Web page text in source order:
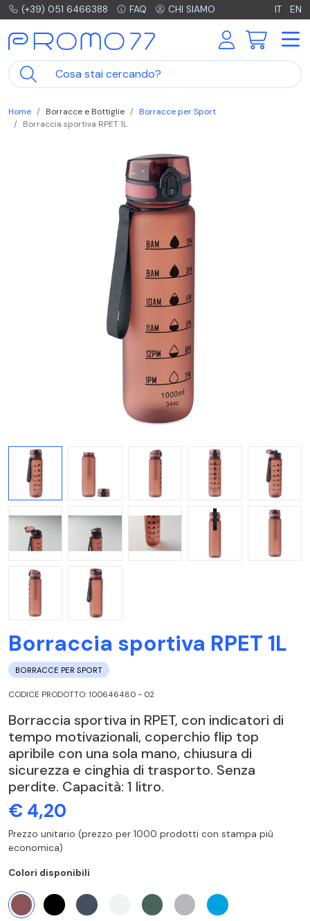
(+39) 051 6466388 FAQ CHI SIAMO IT EN
Home Borracce e Bottiglie
Borracce per Sport
Borraccia sportiva RPET 1L
Borraccia sportiva RPET 1L
BORRACCE PER SPORT
CODICE PRODOTTO: 100646480 - 02
Borraccia sportiva in RPET, con indicatori di
tempo motivazionali, coperchio flip top
apribile con una sola mano, chiusura di
sicurezza e cinghia di trasporto. Senza
perdite. Capacità: 1 litro.
€ 4,20
Prezzo unitario (prezzo per 1000 prodotti con stampa più
economica)
Colori disponibili